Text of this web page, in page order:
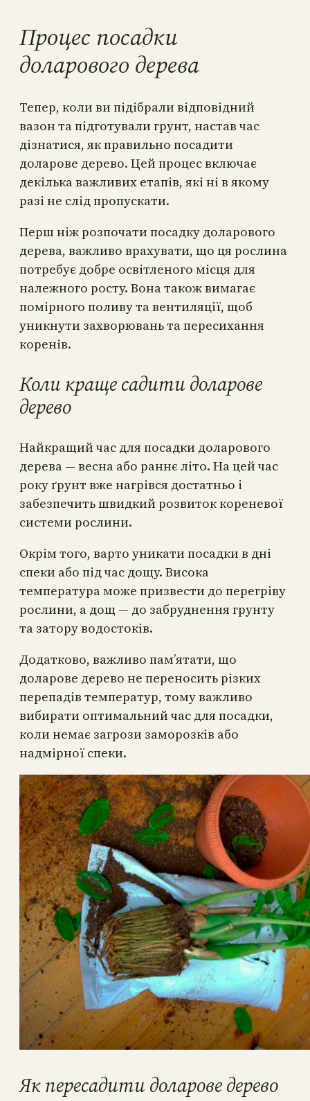
Процес посадки
доларового дерева
Тепер, коли ви підібрали відповідний
вазон та підготували грунт, настав час
дізнатися, як правильно посадити
доларове дерево. Цей процес включає
декілька важливих етапів, які ні в якому
разі не слід пропускати.
Перш ніж розпочати посадку доларового
дерева, важливо врахувати, що ця рослина
потребує добре освітленого місця для
належного росту. Вона також вимагає
помірного поливу та вентиляції, щоб
уникнути захворювань та пересихання
коренів.
Коли краще садити доларове
дерево
Найкращий час для посадки доларового
дерева — весна або раннє літо. На цей час
року ґрунт вже нагрівся достатньо і
забезпечить швидкий розвиток кореневої
системи рослини.
Окрім того, варто уникати посадки в дні
спеки або під час дощу. Висока
температура може призвести до перегріву
рослини, а дощ — до забруднення грунту
та затору водостоків.
Додатково, важливо пам’ятати, що
доларове дерево не переносить різких
перепадів температур, тому важливо
вибирати оптимальний час для посадки,
коли немає загрози заморозків або
надмірної спеки.
Як пересадити доларове дерево